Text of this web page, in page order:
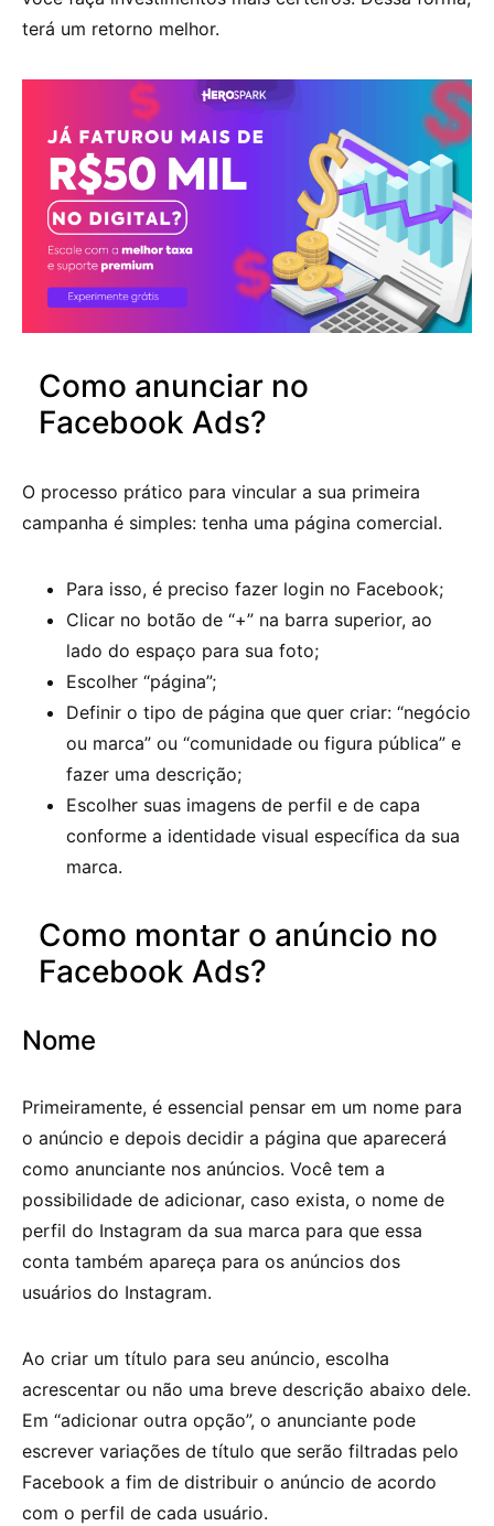
terá um retorno melhor.
Como anunciar no
Facebook Ads?
O processo prático para vincular a sua primeira
campanha é simples: tenha uma página comercial.
Para isso, é preciso fazer login no Facebook;
Clicar no botão de “+” na barra superior, ao
lado do espaço para sua foto;
Escolher “página”;
Definir o tipo de página que quer criar: “negócio
ou marca” ou “comunidade ou figura pública” e
fazer uma descrição;
Escolher suas imagens de perfil e de capa
conforme a identidade visual específica da sua
marca.
Como montar o anúncio no
Facebook Ads?
Nome
Primeiramente, é essencial pensar em um nome para
o anúncio e depois decidir a página que aparecerá
como anunciante nos anúncios. Você tem a
possibilidade de adicionar, caso exista, o nome de
perfil do Instagram da sua marca para que essa
conta também apareça para os anúncios dos
usuários do Instagram.
Ao criar um título para seu anúncio, escolha
acrescentar ou não uma breve descrição abaixo dele.
Em “adicionar outra opção”, o anunciante pode
escrever variações de título que serão filtradas pelo
Facebook a fim de distribuir o anúncio de acordo
com o perfil de cada usuário.